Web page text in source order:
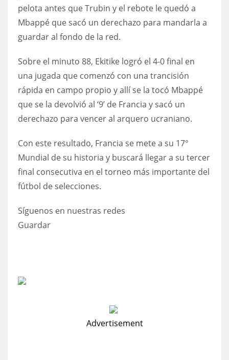
NYG
24
MIA
17
WSH
26
pelota antes que Trubin y el rebote le quedó a
Mbappé que sacó un derechazo para mandarla a
guardar al fondo de la red.
Sobre el minuto 88, Ekitike logró el 4-0 final en
una jugada que comenzó con una trancisión
rápida en campo propio y allí se la tocó Mbappé
que se la devolvió al ‘9’ de Francia y sacó un
derechazo para vencer al arquero ucraniano.
Con este resultado, Francia se mete a su 17°
Mundial de su historia y buscará llegar a su tercer
final consecutiva en el torneo más importante del
fútbol de selecciones.
Síguenos en nuestras redes
Guardar
Advertisement